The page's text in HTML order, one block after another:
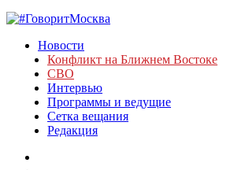
Новости
Конфликт на Ближнем Востоке
СВО
Интервью
Программы и ведущие
Сетка вещания
Редакция